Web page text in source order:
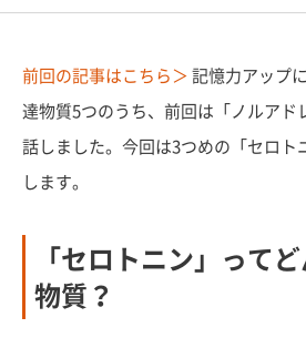
前回の記事はこちら＞記憶力アップ
達物質5つのうち、前回は「ノルアド
話しました。今回は3つめの「セロト
します。
「セロトニン」って
物質？